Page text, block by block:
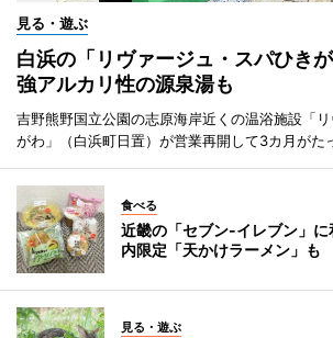
見る・遊ぶ
白浜の「リヴァージュ・スパひき
強アルカリ性の源泉湯も
吉野熊野国立公園の志原海岸近くの温浴施設「
がわ」（白浜町日置）が営業再開して3カ月がた
食べる
近畿の「セブン-イレブン」
内限定「天かけラーメン」も
見る・遊ぶ